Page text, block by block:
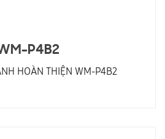
P4B2
HOÀN THIỆN WM-P4B2